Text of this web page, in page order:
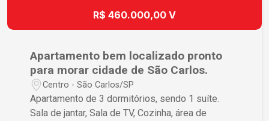
R$ 460.000,00 V
Apartamento bem localizado pronto
para morar cidade de São Carlos.
Centro - São Carlos/SP
Apartamento de 3 dormitórios, sendo 1 suíte.
Sala de jantar, Sala de TV, Cozinha, área de